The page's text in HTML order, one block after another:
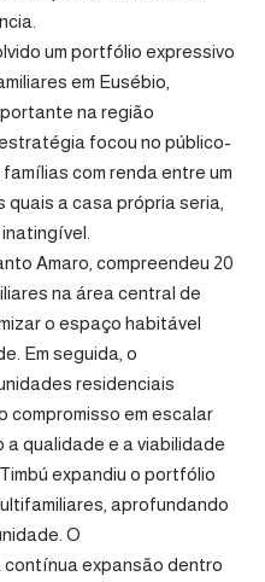
um portfólio expressivo
em Eusébio,
na região
focou no público-
com renda entre um
quais a casa própria seria,
Amaro , compreendeu 20
na área central de
o espaço habitável
Em seguida, o
residenciais
compromisso em escalar
qualidade e a viabilidade
Timbú expandiu o portfólio
aprofundando
O
expansão dentro